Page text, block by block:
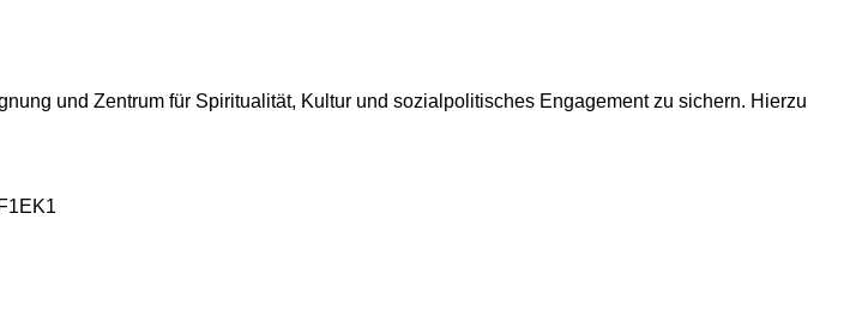
und Zentrum für Spiritualität, Kultur und sozialpolitisches Engagement zu sichern. Hierzu